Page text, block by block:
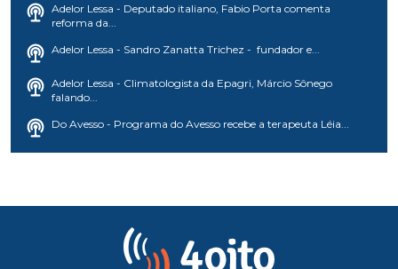
Adelor Lessa - Deputado italiano, Fabio Porta comenta
reforma da...
Adelor Lessa - Sandro Zanatta Trichez - fundador e...
Adelor Lessa - Climatologista da Epagri, Márcio Sônego
falando...
Do Avesso - Programa do Avesso recebe a terapeuta Léia...